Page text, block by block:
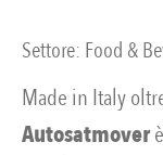
Settore: Food &
Made in Italy
Autosatmover